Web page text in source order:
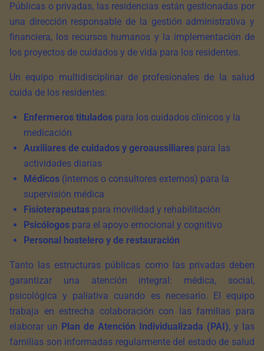
Públicas o privadas, las residencias están gestionadas por
una dirección responsable de la gestión administrativa y
financiera, los recursos humanos y la implementación de
los proyectos de cuidados y de vida para los residentes.
Un equipo multidisciplinar de profesionales de la salud
cuida de los residentes:
Enfermeros titulados para los cuidados clínicos y la
medicación
Auxiliares de cuidados y geroaussiliares para las
actividades diarias
Médicos (internos o consultores externos) para la
supervisión médica
Fisioterapeutas para movilidad y rehabilitación
Psicólogos para el apoyo emocional y cognitivo
Personal hostelero y de restauración
Tanto las estructuras públicas como las privadas deben
garantizar una atención integral: médica, social,
psicológica y paliativa cuando es necesario. El equipo
trabaja en estrecha colaboración con las familias para
elaborar un Plan de Atención Individualizada (PAI), y las
familias son informadas regularmente del estado de salud